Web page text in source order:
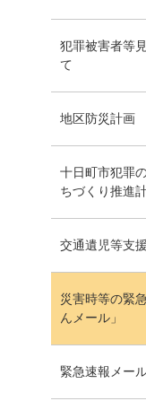
犯罪被害者等
て
地区防災計画
十日町市犯罪
ちづくり推進
交通遺児等支
災害時等の緊
んメール」
緊急速報メー